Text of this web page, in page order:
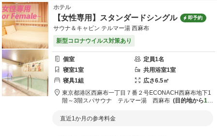
ホテル
【女性専用】スタンダードシングル 即予約
サウナ＆キャビン テルマー湯 西麻布
新型コロナウイルス対策あり
個室 定員1名
寝室1室 共用浴室1室
寝具1組 広さ6.5㎡
東京都港区西麻布一丁目７番２号ECONACH西麻布地下1
階～3階スパサウナ テルマー湯 西麻布 目的地から1.6
直近1か月の参考料金